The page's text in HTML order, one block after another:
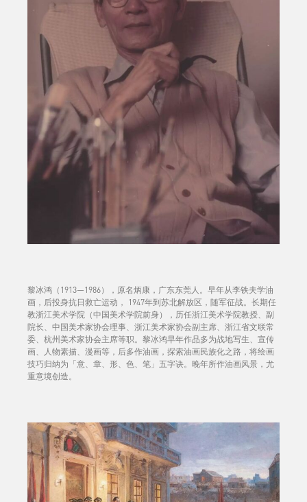
黎冰鸿（1913—1986），原名炳康，广东东莞人。早年从李铁夫学油
画，后投身抗日救亡运动， 1947年到苏北解放区，随军征战。长期任
教浙江美术学院（中国美术学院前身），历任浙江美术学院教授、副
院长、中国美术家协会理事、浙江美术家协会副主席、浙江省文联常
委、杭州美术家协会主席等职。黎冰鸿早年作品多为战地写生、宣传
画、人物素描、漫画等，后多作油画，探索油画民族化之路，将绘画
技巧归纳为「意、章、形、色、笔」五字诀。晚年所作油画风景，尤
重意境创造。